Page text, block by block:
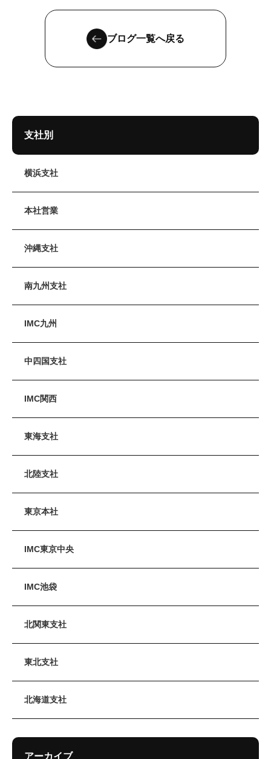
ブログ一覧へ戻る
支社別
横浜支社
本社営業
沖縄支社
南九州支社
IMC九州
中四国支社
IMC関西
東海支社
北陸支社
東京本社
IMC東京中央
IMC池袋
北関東支社
東北支社
北海道支社
アーカイブ